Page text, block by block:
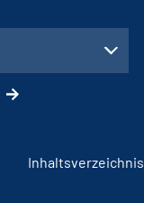
Inhaltsverzeichnis